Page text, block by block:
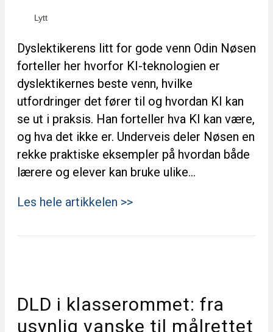
Lytt
Dyslektikerens litt for gode venn Odin Nøsen
forteller her hvorfor KI-teknologien er
dyslektikernes beste venn, hvilke
utfordringer det fører til og hvordan KI kan
se ut i praksis. Han forteller hva KI kan være,
og hva det ikke er. Underveis deler Nøsen en
rekke praktiske eksempler på hvordan både
lærere og elever kan bruke ulike…
Les hele artikkelen >>
DLD i klasserommet: fra
usynlig vanske til målrettet